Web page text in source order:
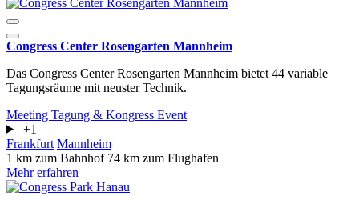
Congress Center Rosengarten Mannheim
Das Congress Center Rosengarten Mannheim bietet 44 variable
Tagungsräume mit neuster Technik.
Meeting Tagung & Kongress Event
+1
Frankfurt Mannheim
1 km zum Bahnhof 74 km zum Flughafen
Mehr erfahren